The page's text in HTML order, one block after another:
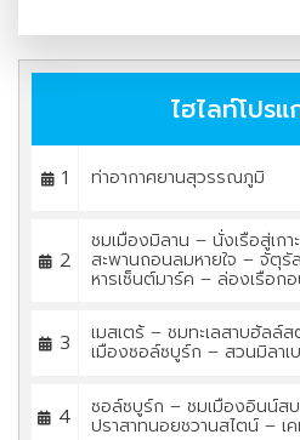
ไฮไลท์โปร
1 ท่าอากาศยานสุวรรณภูมิ
2
ชมเมืองมิลาน – นั่งเรือสู่เกา
สะพานถอนลมหายใจ – จัตุรั
หารเซ็นต์มาร์ค – ล่องเรือก
3 เมสเตร้ – ชมทะเลสาบฮัลล์
เมืองซอล์ซบูร์ก – สวนมิลาเ
4 ซอล์ซบูร์ก – ชมเมืองอินน์สบ
ปราสาทนอยชวานสไตน์ – เค